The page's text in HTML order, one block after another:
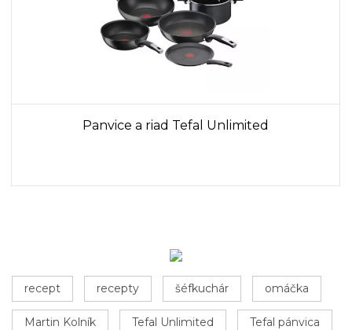
Panvice a riad Tefal Unlimited
recept recepty šéfkuchár omáčka
Martin Kolník Tefal Unlimited Tefal pánvica